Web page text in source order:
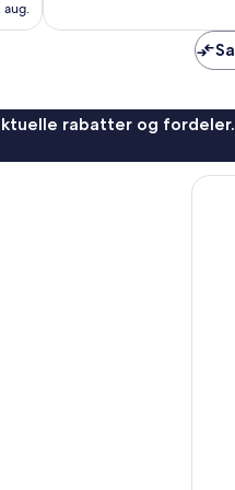
aug.
rabatter og